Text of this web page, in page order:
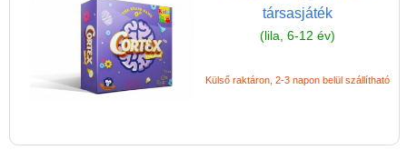
társasjáték
(lila, 6-12 év)
Külső raktáron, 2-3 napon belül szállítható